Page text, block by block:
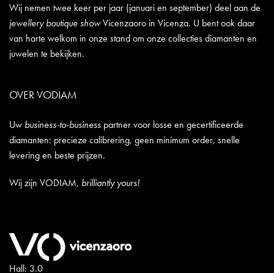
Wij nemen twee keer per jaar (januari en september) deel aan de
jewellery boutique showVicenzaoro in Vicenza. U bent ook daar
van harte welkom in onze stand om onze collecties diamanten en
juwelen te bekijken.
OVER VODIAM
Uw business-to-business partner voor losse en gecertificeerde
diamanten: precieze calibrering, geen minimum order, snelle
levering en beste prijzen.
Wij zijn VODIAM, brilliantly yours!
Hall: 3.0